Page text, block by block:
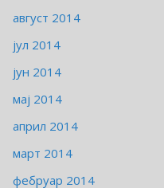
август 2014
јул 2014
јун 2014
мај 2014
април 2014
март 2014
фебруар 2014